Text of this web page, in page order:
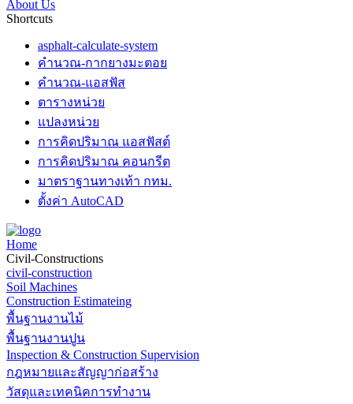
About Us
Shortcuts
asphalt-calculate-system
คำนวณ-กากยางมะตอย
คำนวณ-แอสฟัส
ตารางหน่วย
แปลงหน่วย
การคิดปริมาณ แอสฟัสต์
การคิดปริมาณ คอนกรีต
มาตราฐานทางเท้า กทม.
ตั้งค่า AutoCAD
Home
Civil-Constructions
civil-construction
Soil Machines
Construction Estimateing
พื้นฐานงานไม้
พื้นฐานงานปูน
Inspection & Construction Supervision
กฎหมายและสัญญาก่อสร้าง
วัสดุและเทคนิคการทำงาน